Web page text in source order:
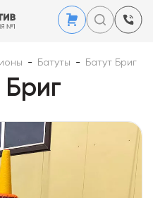
- Батуты - Батут Бриг
Бриг